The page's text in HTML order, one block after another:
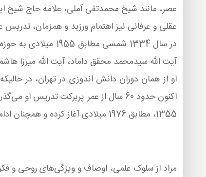
عصر، مانند شیخ محمدتقی آملی، علامه حاج شیخ
عقلی و عرفانی نیز اهتمام ورزید و همزمان، تدریس
در سال 1334
آیت الله سیدمحمد محقق داماد، آیت الله میرزا
او از همان دوران دانش اندوزی در تهران، در
اكنون حدود 60 سال از عمر پربركت
1355، مطابق 1976 میلادی آغاز كرده و همچنان ادامه دارد.
مراد از سلوک علمی، اوصاف و ویژگی‌های روحی و